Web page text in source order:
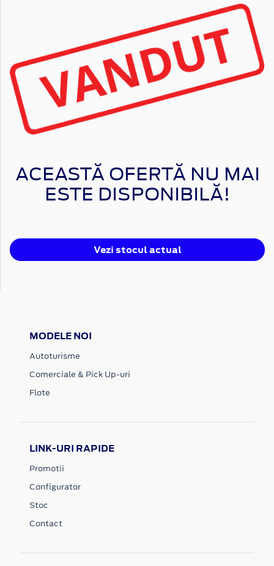
ACEASTĂ OFERTĂ NU MAI
ESTE DISPONIBILĂ!
Vezi stocul actual
MODELE NOI
Autoturisme
Comerciale & Pick Up-uri
Flote
LINK-URI RAPIDE
Promotii
Configurator
Stoc
Contact